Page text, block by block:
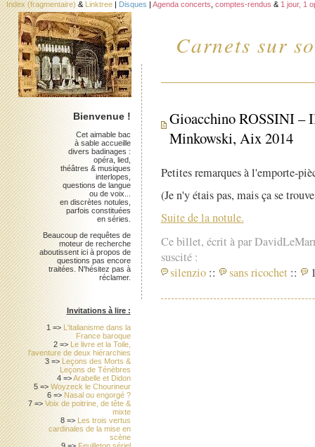
Carnets sur
Index (fragmentaire) & Linktree | Disques | Agenda concerts comptes-rendus & 1 jour, 1
Gioacchino ROSSINI –
Minkowski, Aix 2014
Petites remarques à l'emporte-
(Je n'y étais pas, mais ça se
Suite de la notule.
Ce billet, écrit à par
suscité :
silenzio :: sans ricochet ::
Bienvenue !
Cet aimable bac
à sable accueille
divers badinages :
opéra, lied,
théâtres & musiques
interlopes,
questions de langue
ou de voix...
en discrètes notules,
parfois constituées
en séries.
Beaucoup de requêtes de
moteur de recherche
aboutissent ici à propos de
questions pas encore
traitées. N'hésitez pas à
réclamer.
Invitations à lire :
1 => L'italianisme dans la
France baroque
2 => Le livre et la Toile,
l'aventure de deux hiérarchies
3 => Leçons des Morts &
Leçons de Ténèbres
4 =>Arabelle et Didon
5 =>Woyzeck le Chourineur
6 => Nasal ou engorgé ?
7 =>Voix de poitrine, de tête &
mixte
8 => Les trois vertus
cardinales de la mise en
scène